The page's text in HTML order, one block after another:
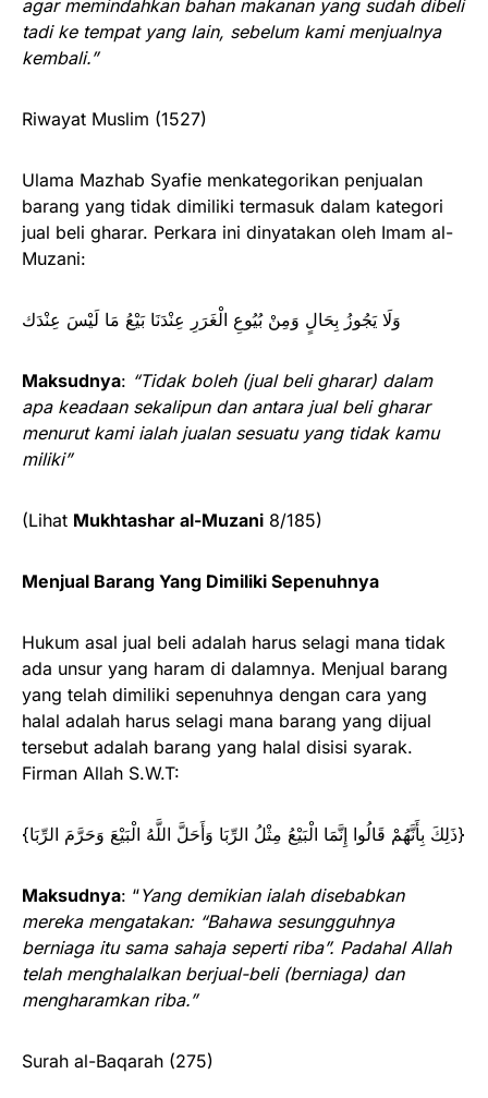
agar memindahkan bahan makanan yang sudah dibeli
tadi ke tempat yang lain, sebelum kami menjualnya
kembali.”
Riwayat Muslim (1527)
Ulama Mazhab Syafie menkategorikan penjualan
barang yang tidak dimiliki termasuk dalam kategori
jual beli gharar. Perkara ini dinyatakan oleh Imam al-
Muzani:
وَلَا يَجُوزُ بِحَالٍ وَمِنْ بُيُوعِ الْغَرَرِ عِنْدَنَا ‌بَيْعُ ‌مَا ‌لَيْسَ ‌عِنْدَك
Maksudnya: “Tidak boleh (jual beli gharar) dalam
apa keadaan sekalipun dan antara jual beli gharar
menurut kami ialah jualan sesuatu yang tidak kamu
miliki”
(Lihat Mukhtashar al-Muzani 8/185)
Menjual Barang Yang Dimiliki Sepenuhnya
Hukum asal jual beli adalah harus selagi mana tidak
ada unsur yang haram di dalamnya. Menjual barang
yang telah dimiliki sepenuhnya dengan cara yang
halal adalah harus selagi mana barang yang dijual
tersebut adalah barang yang halal disisi syarak.
Firman Allah S.W.T:
{ذَلِكَ بِأَنَّهُمْ قَالُوا إِنَّمَا الْبَيْعُ مِثْلُ الرِّبَا وَأَحَلَّ اللَّهُ الْبَيْعَ وَحَرَّمَ الرِّبَا}
Maksudnya: “Yang demikian ialah disebabkan
mereka mengatakan: “Bahawa sesungguhnya
berniaga itu sama sahaja seperti riba”. Padahal Allah
telah menghalalkan berjual-beli (berniaga) dan
mengharamkan riba.”
Surah al-Baqarah (275)